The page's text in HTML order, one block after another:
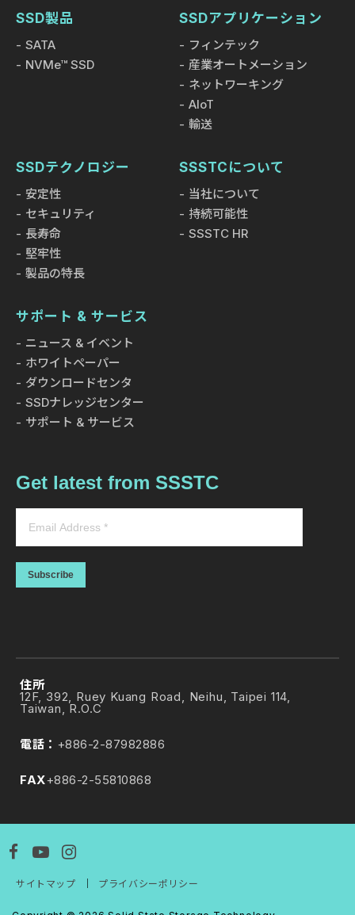
メモリを搭載したインダストリアルグレードSSD、CL6
シリーズを発表しました。
展示会＆イベント 01 JUN 2026
コンピューテックス2026：SSSTC、AIデー
タセンターの熱課題に対応するため、液浸冷
却SSDポートフォリオを拡充
This year's showcase will highlight Immersion
Cooling SSD solutions purpose-built for AI data
centers, covering a full lineup of industrial and
SSSTCがエンタープライズSSDの新シリーズ
「ER4」を発表、業界をリードするランダム
ます。
SSSTC、世界初の第8世代BiCS FLASH™ 3
SSD製品
SATA
NVMe™ SSD
SSDアプリケーション
フィンテック
産業オートメーション
ネットワーキング
AIoT
輸送
SSDテクノロジー
安定性
セキュリティ
長寿命
堅牢性
製品の特長
SSSTCについて
当社について
持続可能性
SSSTC HR
サポート & サービス
ニュース & イベント
ホワイトペーパー
ダウンロードセンタ
SSDナレッジセンター
サポート & サービス
Get latest from SSSTC
Subscribe
住所
12F, 392, Ruey Kuang Road, Neihu, Taipei 114,
Taiwan, R.O.C
電話： +886-2-87982886
FAX+886-2-55810868
サイトマップ プライバシーポリシー